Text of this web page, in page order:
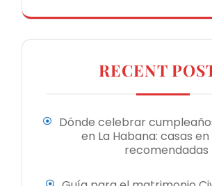
RECENT
Dónde celebrar
en La Habana: casas
recomendadas